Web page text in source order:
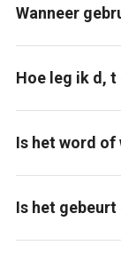
Wanneer
Hoe leg ik d,
Is het word of
Is het